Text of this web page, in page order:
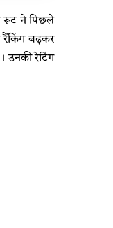
रूट ने पिछले
रैंकिंग बढ़कर
उनकी रेटिंग